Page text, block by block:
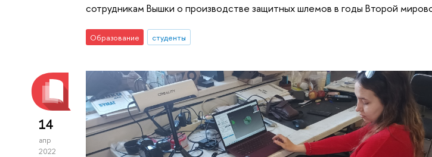
сотрудникам Вышки о производстве защитных шлемов в годы Второй
Образование студенты
14
апр
2022